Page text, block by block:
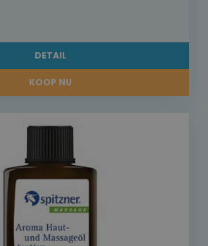
DETAIL
KOOP NU